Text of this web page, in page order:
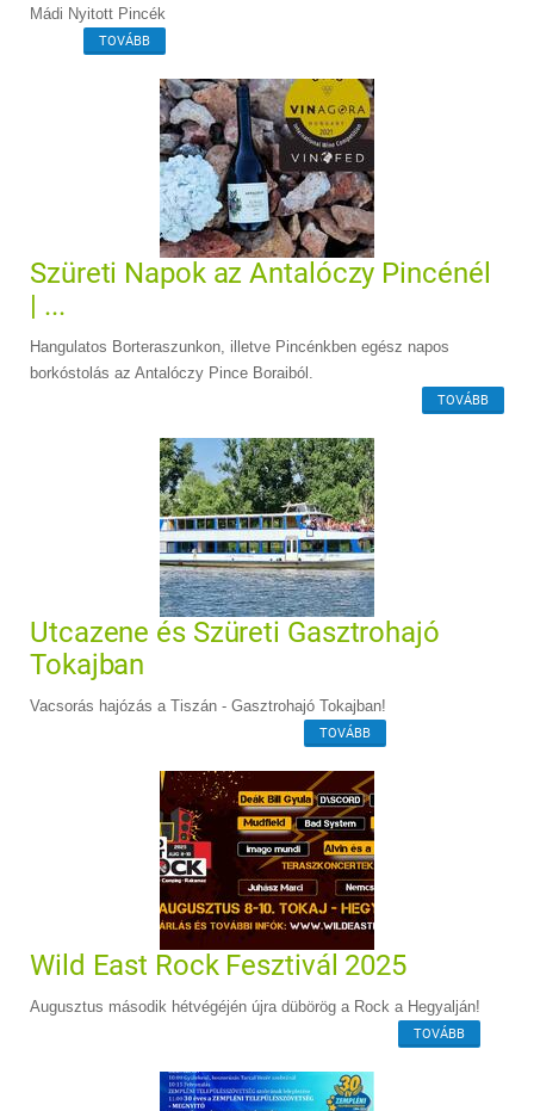
Mádi Nyitott Pincék
TOVÁBB
Szüreti Napok az Antalóczy Pincénél
| ...
Hangulatos Borteraszunkon, illetve Pincénkben egész napos
borkóstolás az Antalóczy Pince Boraiból.
TOVÁBB
Utcazene és Szüreti Gasztrohajó
Tokajban
Vacsorás hajózás a Tiszán - Gasztrohajó Tokajban!
TOVÁBB
Wild East Rock Fesztivál 2025
Augusztus második hétvégéjén újra dübörög a Rock a Hegyalján!
TOVÁBB